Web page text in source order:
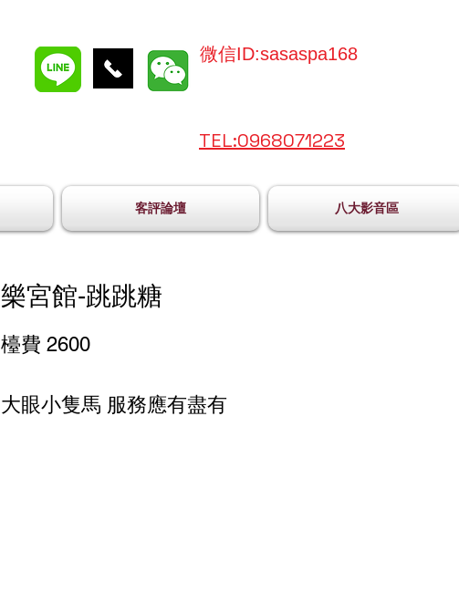
微信ID:sasaspa168
TEL:0968071223
客評論壇 八大影音區
樂宮館-跳跳糖
檯費 2600
大眼小隻馬 服務應有盡有